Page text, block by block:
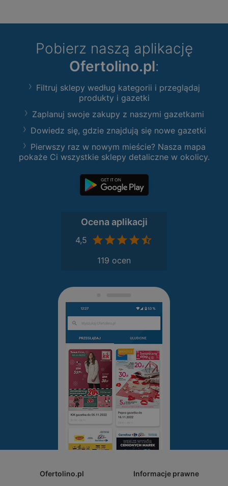
Pobierz naszą aplikację
Ofertolino.pl:
Filtruj sklepy według kategorii i przeglądaj
produkty i gazetki
Zaplanuj swoje zakupy z naszymi gazetkami
Dowiedz się, gdzie znajdują się nowe gazetki
Pierwszy raz w nowym mieście? Nasza mapa
pokaże Ci wszystkie sklepy detaliczne w okolicy.
Ocena aplikacji
4,5
119 ocen
Ofertolino.pl Informacje prawne